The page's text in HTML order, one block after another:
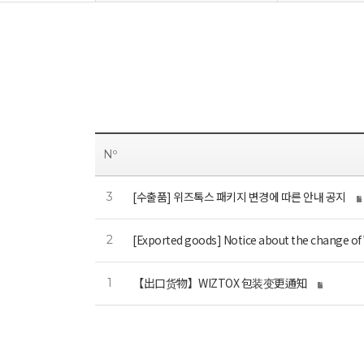
Nº
3 [수출품] 위즈톡스 패키지 변경에 따른 안내 공지
2 [Exported goods] Notice about the change of
1 【出口货物】WIZTOX 包装变更通知